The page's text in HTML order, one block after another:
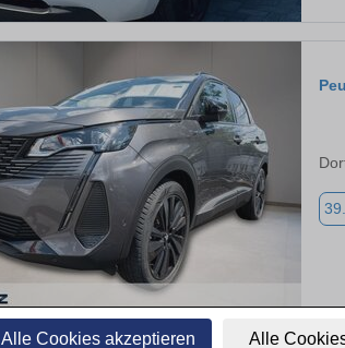
Alle Cookies akzeptieren Alle